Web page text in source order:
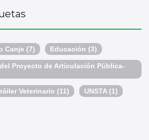
Canje (7) Educación (3)
Proyecto de Articulación Pública-
Veterinario (11) UNSTA(1)